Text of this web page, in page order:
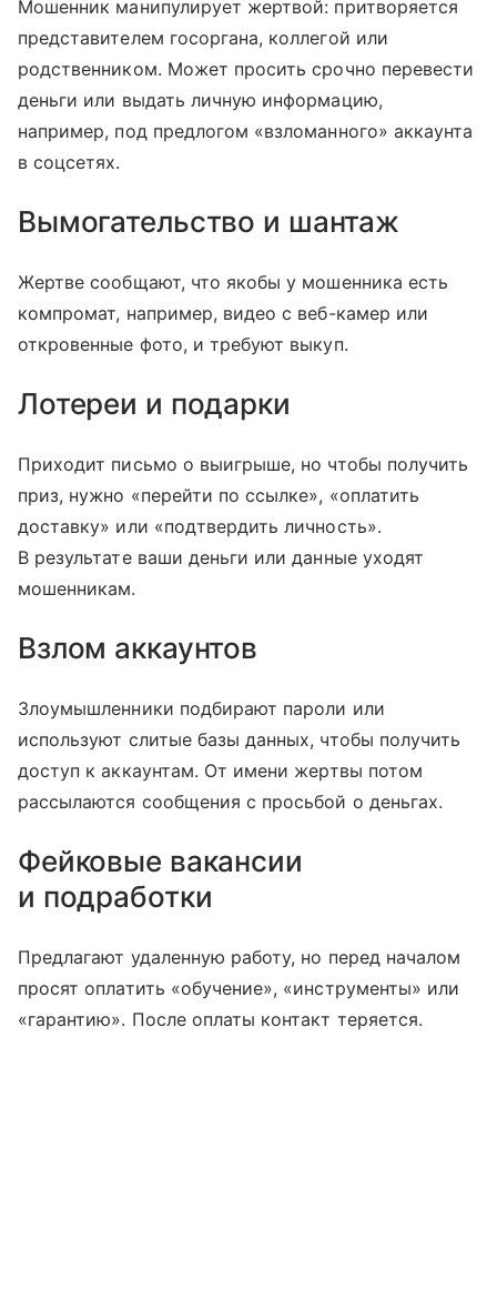
Мошенник манипулирует жертвой: притворяется
представителем госоргана, коллегой или
родственником. Может просить срочно перевести
деньги или выдать личную информацию,
например, под предлогом «взломанного» аккаунта
в соцсетях.
Вымогательство и шантаж
Жертве сообщают, что якобы у мошенника есть
компромат, например, видео с веб-камер или
откровенные фото, и требуют выкуп.
Лотереи и подарки
Приходит письмо о выигрыше, но чтобы получить
приз, нужно «перейти по ссылке», «оплатить
доставку» или «подтвердить личность».
В результате ваши деньги или данные уходят
мошенникам.
Взлом аккаунтов
Злоумышленники подбирают пароли или
используют слитые базы данных, чтобы получить
доступ к аккаунтам. От имени жертвы потом
рассылаются сообщения с просьбой о деньгах.
Фейковые вакансии
и подработки
Предлагают удаленную работу, но перед началом
просят оплатить «обучение», «инструменты» или
«гарантию». После оплаты контакт теряется.